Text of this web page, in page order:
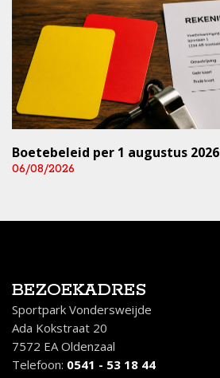
Boetebeleid per 1 augustus 2026
06/08/2026
BEZOEKADRES
Sportpark Vondersweijde
Ada Kokstraat 20
7572 EA Oldenzaal
Telefoon: 0541 - 53 18 44